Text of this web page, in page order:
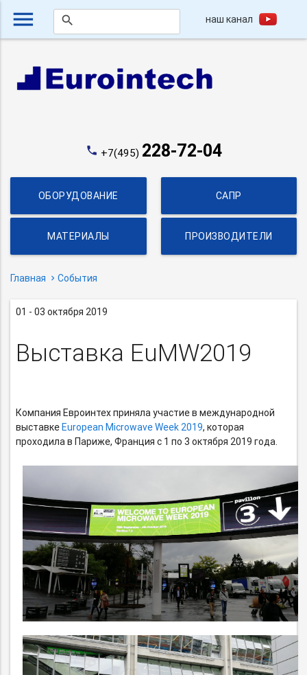
menu search наш канал
phone +7(495) 228-72-04
ОБОРУДОВАНИЕ САПР
МАТЕРИАЛЫ ПРОИЗВОДИТЕЛИ
Главная События
01 - 03 октября 2019
Выставка EuMW2019
Компания Евроинтех приняла участие в международной
выставкеEuropean Microwave Week 2019, которая
проходила в Париже, Франция с 1 по 3 октября 2019 года.